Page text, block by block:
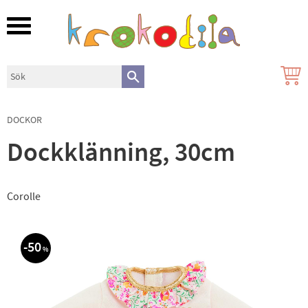
Meny
DOCKOR
Dockklänning, 30cm
Corolle
50%